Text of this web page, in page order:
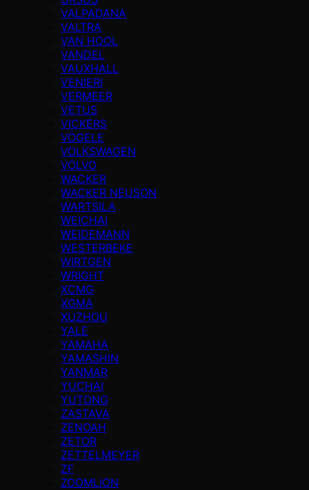
VALPADANA
VALTRA
VAN HOOL
VANDEL
VAUXHALL
VENIERI
VERMEER
VETUS
VICKERS
VÖGELE
VOLKSWAGEN
VOLVO
WACKER
WACKER NEUSON
WARTSILA
WEICHAI
WEIDEMANN
WESTERBEKE
WIRTGEN
WRIGHT
XCMG
XGMA
XUZHOU
YALE
YAMAHA
YAMASHIN
YANMAR
YUCHAI
YUTONG
ZASTAVA
ZENOAH
ZETOR
ZETTELMEYER
ZF
ZOOMLION